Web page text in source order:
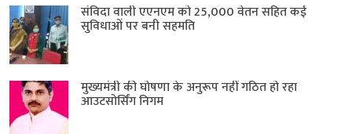
संविदा वाली एएनएम को 25,000 वेतन सहित कई
सुविधाओं पर बनी सहमति
मुख्यमंत्री की घोषणा के अनुरूप नहीं गठित हो रहा
आउटसोर्सिंग निगम